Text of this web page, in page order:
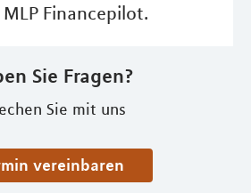
Financepilot.
Sie Fragen?
Sie mit uns
vereinbaren